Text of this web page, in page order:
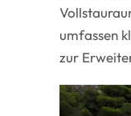
umfassen
zur